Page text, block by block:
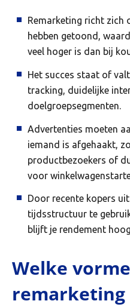
Remarketing richt zich
hebben getoond,
veel hoger is dan bij
Het succes staat of
tracking, duidelijke
doelgroepsegmenten.
Advertenties moeten
iemand is afgehaakt,
productbezoekers of
voor
Door recente kopers
tijdsstructuur te
blijft je rendement
Welke
remarketing